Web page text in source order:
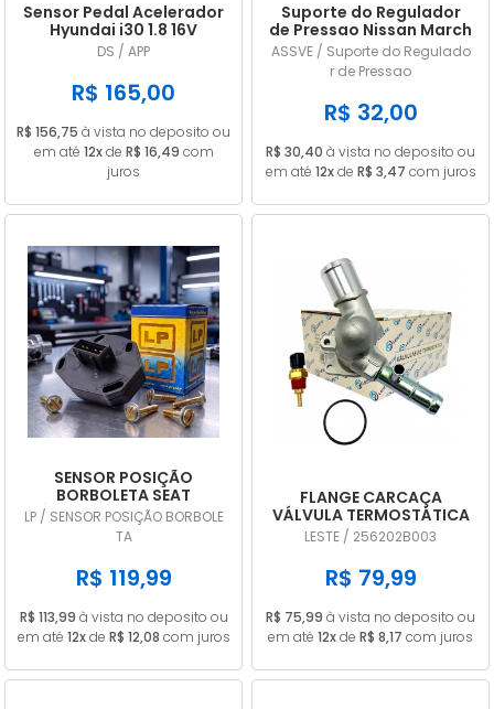
Sensor Pedal Acelerador
Hyundai i30 1.8 16V
Gasolina 2014/... em
diante
DS / APP
R$ 165,00
R$ 156,75 à vista no deposito ou
em até 12xde R$ 16,49 com
juros
Suporte do Regulador
de Pressao Nissan March
/ Versa 1.0 1.6 2011/... em
diante
ASSVE / Suporte do Regulado
r de Pressao
R$ 32,00
R$ 30,40 à vista no deposito ou
em até 12xde R$ 3,47 com juros
SENSOR POSIÇÃO
BORBOLETA SEAT
CÓRDOBA 1.8 1995 A 1999
TPS DIGITAL LP707
LP / SENSOR POSIÇÃO BORBOLE
TA
R$ 119,99
R$ 113,99 à vista no deposito ou
em até 12xde R$ 12,08 com juros
FLANGE CARCAÇA
VÁLVULA TERMOSTÁTICA
HYUNDAI HB20 I30
VELOSTER CRETA 1.6 16V
256202B003
LESTE / 256202B003
R$ 79,99
R$ 75,99 à vista no deposito ou
em até 12xde R$ 8,17 com juros